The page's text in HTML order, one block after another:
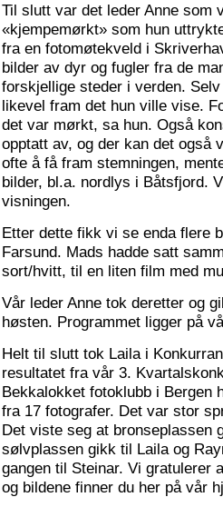
Til slutt var det leder Anne som
«kjempemørkt» som hun
fra en fotomøtekveld i
bilder av dyr og fugler fra de
forskjellige steder i verden.
likevel fram det hun ville vise.
det var mørkt, sa hun. Også
opptatt av, og der kan det
ofte å få fram stemningen,
bilder, bl.a. nordlys i Båtsfjord.
visningen.
Etter dette fikk vi se enda flere
Farsund. Mads hadde satt
sort/hvitt, til en liten film med
Vår leder Anne tok deretter og
høsten. Programmet ligger på
Helt til slutt tok Laila i
resultatet fra vår 3.
Bekkalokket fotoklubb i
fra 17 fotografer. Det var stor
Det viste seg at bronseplassen
sølvplassen gikk til Laila og
gangen til Steinar. Vi gratulerer
og bildene finner du her på vår